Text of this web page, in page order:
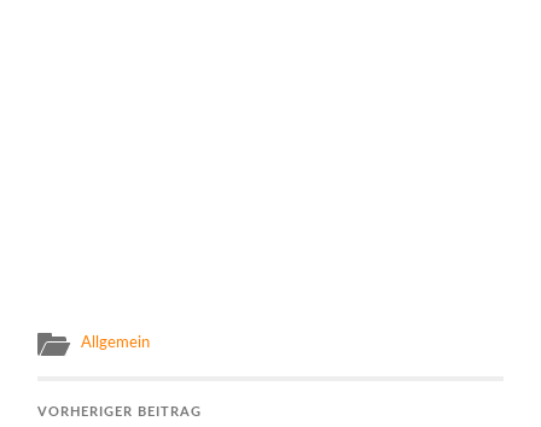
Allgemein
VORHERIGER BEITRAG